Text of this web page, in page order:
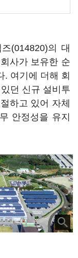
(014820)의 대
사가 보유한 순
. 여기에 더해 회
던 신규 설비투
하고 있어 자체
안정성을 유지